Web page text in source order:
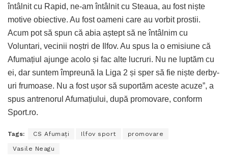
întâlnit cu Rapid, ne-am întâlnit cu Steaua, au fost niște
motive obiective. Au fost oameni care au vorbit prostii.
Acum pot să spun că abia aștept să ne întâlnim cu
Voluntari, vecinii noștri de Ilfov. Au spus la o emisiune că
Afumațiul ajunge acolo și fac alte lucruri. Nu ne luptăm cu
ei, dar suntem împreună la Liga 2 și sper să fie niște derby-
uri frumoase. Nu a fost ușor să suportăm aceste acuze”, a
spus antrenorul Afumațiului, după promovare, conform
Sport.ro.
Tags: CS Afumaţi Ilfov sport promovare
Vasile Neagu